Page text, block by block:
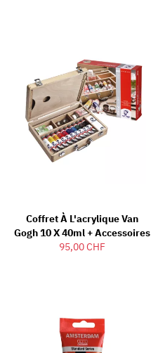
Coffret À L'acrylique Van
Gogh 10 X 40ml + Accessoires
95,00 CHF